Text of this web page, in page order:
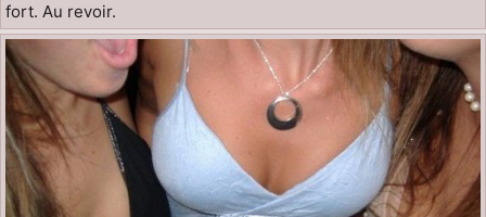
fort. Au revoir.